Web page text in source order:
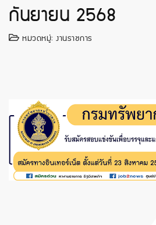
กันยายน 2568
หมวดหมู่: งานราชการ